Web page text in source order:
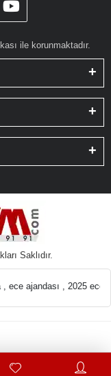
ile korunmaktadır.
Saklıdır.